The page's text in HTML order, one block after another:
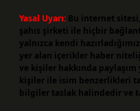
Yasal Uyarı: Bu internet
şahıs şirketi ile hiçbir
yalnızca kendi
yer alan içerikler haber
ve kişiler hakkında
kişiler ile isim benzerlikleri
bilgiler taslak halindedir ve